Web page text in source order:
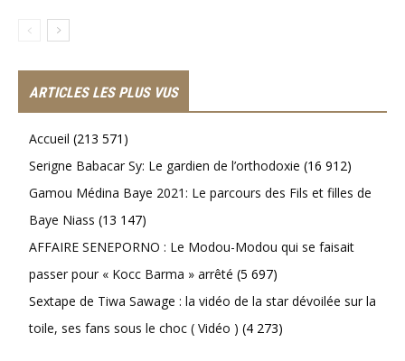
ARTICLES LES PLUS VUS
Accueil (213 571)
Serigne Babacar Sy: Le gardien de l’orthodoxie (16 912)
Gamou Médina Baye 2021: Le parcours des Fils et filles de
Baye Niass (13 147)
AFFAIRE SENEPORNO : Le Modou-Modou qui se faisait
passer pour « Kocc Barma » arrêté (5 697)
Sextape de Tiwa Sawage : la vidéo de la star dévoilée sur la
toile, ses fans sous le choc ( Vidéo ) (4 273)